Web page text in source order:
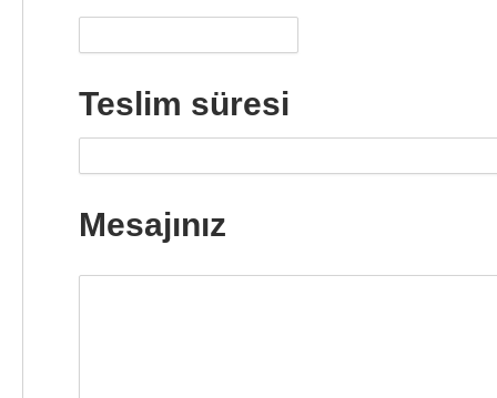
Teslim süresi
Mesajınız